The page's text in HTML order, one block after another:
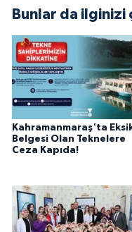
Bunlar da ilginizi
Kahramanmaraş'ta
Belgesi Olan Teknelere
Ceza Kapıda!